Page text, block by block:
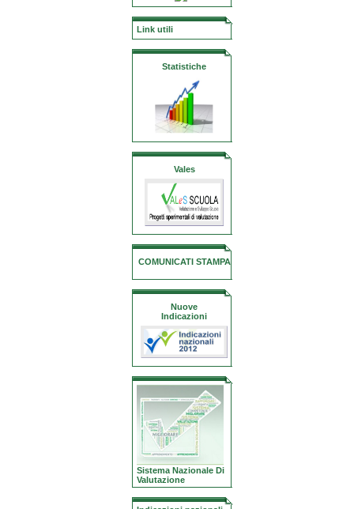
Link utili
Statistiche
Vales
COMUNICATI STAMPA
Nuove
Indicazioni
Sistema Nazionale Di
Valutazione